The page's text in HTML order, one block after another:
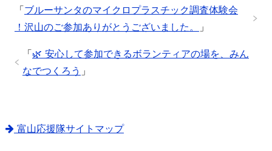
「ブルーサンタのマイクロプラスチック調査体験会
！沢山のご参加ありがとうございました。
」
「🌿 安心して参加できるボランティアの場を、みん
なでつくろう 」
富山応援隊サイトマップ